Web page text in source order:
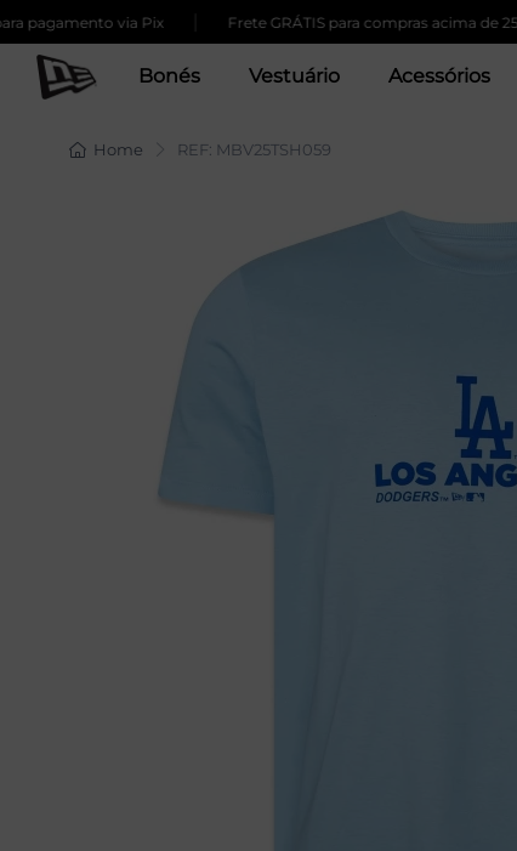
via Pix | Frete GRÁTIS para compras acima de 259,00
Bonés Vestuário Acessórios
Home REF: MBV25TSH059